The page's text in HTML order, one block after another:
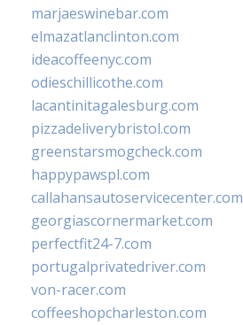
marjaeswinebar.com
elmazatlanclinton.com
ideacoffeenyc.com
odieschillicothe.com
lacantinitagalesburg.com
pizzadeliverybristol.com
greenstarsmogcheck.com
happypawspl.com
callahansautoservicecenter.com
georgiascornermarket.com
perfectfit24-7.com
portugalprivatedriver.com
von-racer.com
coffeeshopcharleston.com